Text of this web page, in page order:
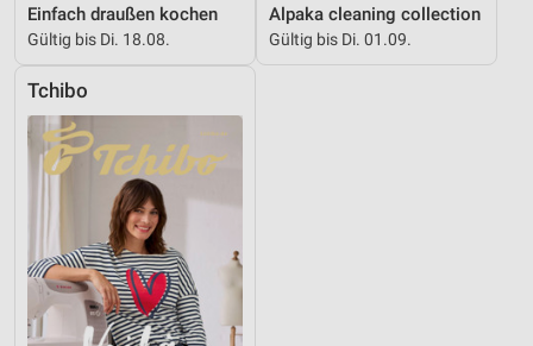
Einfach draußen kochen
Gültig bis Di. 18.08.
Alpaka cleaning collection
Gültig bis Di. 01.09.
Tchibo